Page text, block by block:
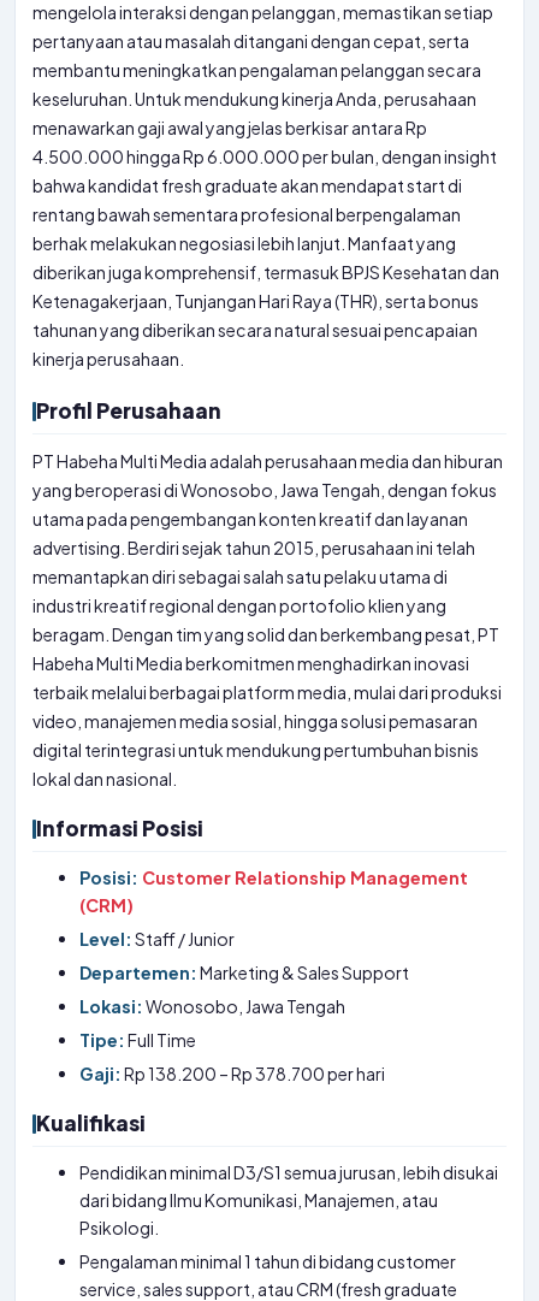
mengelola interaksi dengan pelanggan, memastikan setiap
pertanyaan atau masalah ditangani dengan cepat, serta
membantu meningkatkan pengalaman pelanggan secara
keseluruhan. Untuk mendukung kinerja Anda, perusahaan
menawarkan gaji awal yang jelas berkisar antara Rp
4.500.000 hingga Rp 6.000.000 per bulan, dengan insight
bahwa kandidat fresh graduate akan mendapat start di
rentang bawah sementara profesional berpengalaman
berhak melakukan negosiasi lebih lanjut. Manfaat yang
diberikan juga komprehensif, termasuk BPJS Kesehatan dan
Ketenagakerjaan, Tunjangan Hari Raya (THR), serta bonus
tahunan yang diberikan secara natural sesuai pencapaian
kinerja perusahaan.
Profil Perusahaan
PT Habeha Multi Media adalah perusahaan media dan hiburan
yang beroperasi di Wonosobo, Jawa Tengah, dengan fokus
utama pada pengembangan konten kreatif dan layanan
advertising. Berdiri sejak tahun 2015, perusahaan ini telah
memantapkan diri sebagai salah satu pelaku utama di
industri kreatif regional dengan portofolio klien yang
beragam. Dengan tim yang solid dan berkembang pesat, PT
Habeha Multi Media berkomitmen menghadirkan inovasi
terbaik melalui berbagai platform media, mulai dari produksi
video, manajemen media sosial, hingga solusi pemasaran
digital terintegrasi untuk mendukung pertumbuhan bisnis
lokal dan nasional.
Informasi Posisi
Posisi: Customer Relationship Management
(CRM)
Level: Staff / Junior
Departemen: Marketing & Sales Support
Lokasi: Wonosobo, Jawa Tengah
Tipe: Full Time
Gaji: Rp 138.200 – Rp 378.700 per hari
Kualifikasi
Pendidikan minimal D3/S1 semua jurusan, lebih disukai
dari bidang Ilmu Komunikasi, Manajemen, atau
Psikologi.
Pengalaman minimal 1 tahun di bidang customer
service, sales support, atau CRM (fresh graduate